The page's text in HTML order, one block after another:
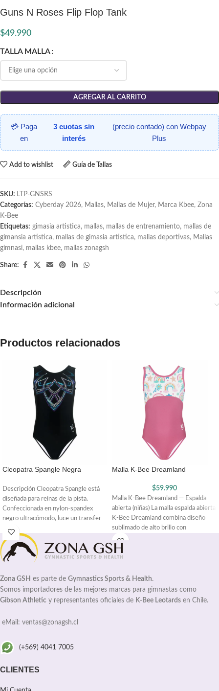
Guns N Roses Flip Flop Tank
$49.990
TALLA MALLA
AGREGAR AL CARRITO
💳 Paga
en
3 cuotas sin
interés
(precio contado) con Webpay
Plus
Add to wishlist Guía de Tallas
SKU: LTP-GNSRS
Categorías: Cyberday 2026, Mallas, Mallas de Mujer, Marca Kbee, Zona
K-Bee
Etiquetas: gimasia artistica, mallas, mallas de entrenamiento, mallas de
gimansia artistica, mallas de gimasia artistica, mallas deportivas, Mallas
gimnasi, mallas kbee, mallas zonagsh
Share:
Descripción
Información adicional
Productos relacionados
Cleopatra Spangle Negra
Descripción Cleopatra Spangle está
diseñada para reinas de la pista.
Confeccionada en nylon-spandex
negro ultracómodo, luce un transfer
holográfico tipo spangle
Malla K-Bee Dreamland
$59.990
Malla K-Bee Dreamland — Espalda
abierta (niñas) La malla espalda abierta
K-Bee Dreamland combina diseño
sublimado de alto brillo con
Zona GSH es parte de Gymnastics Sports & Health.
Somos importadores de las mejores marcas para gimnastas como
Gibson Athletic y representantes oficiales de K-Bee Leotards en Chile.
eMail: ventas@zonagsh.cl
(+569) 4041 7005
CLIENTES